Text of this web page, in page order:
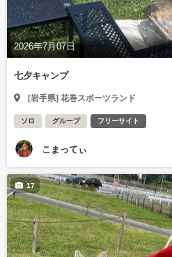
2026年7月07日
七夕キャンプ
[岩手県] 花巻スポーツランド
ソロ グループ フリーサイト
こまってぃ
17